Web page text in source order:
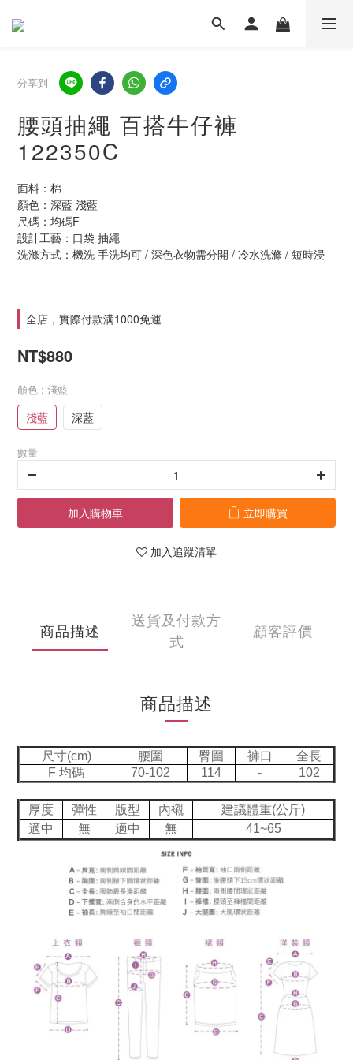
分享到
腰頭抽繩 百搭牛仔褲
122350C
面料：棉
顏色：深藍 淺藍
尺碼：均碼F
設計工藝：口袋 抽繩
洗滌方式：機洗 手洗均可 / 深色衣物需分開 / 冷水洗滌 / 短時浸
全店，實際付款满1000免運
NT$880
顏色 : 淺藍
淺藍 深藍
數量
加入購物車 立即購買
加入追蹤清單
商品描述
送貨及付款方
式
顧客評價
商品描述
尺寸(cm) 腰圍 臀圍 褲口
全長
F 均碼
70-102 114 - 102
厚度 彈性 版型 內襯
建議體重(公斤)
適中
無 適中 無 41~65